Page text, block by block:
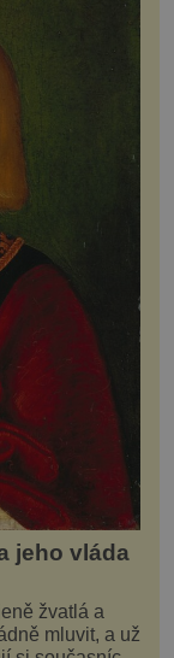
jeho vláda
žvatlá a
mluvit, a už